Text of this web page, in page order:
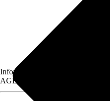
Informationen des Verkäufers,
AGB, finden Sie bei Klick auf